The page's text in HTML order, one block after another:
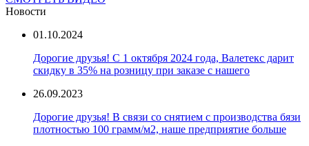
Новости
01.10.2024
Дорогие друзья! С 1 октября 2024 года, Валетекс дарит
скидку в 35% на розницу при заказе с нашего
26.09.2023
Дорогие друзья! В связи со снятием с производства бязи
плотностью 100 грамм/м2, наше предприятие больше